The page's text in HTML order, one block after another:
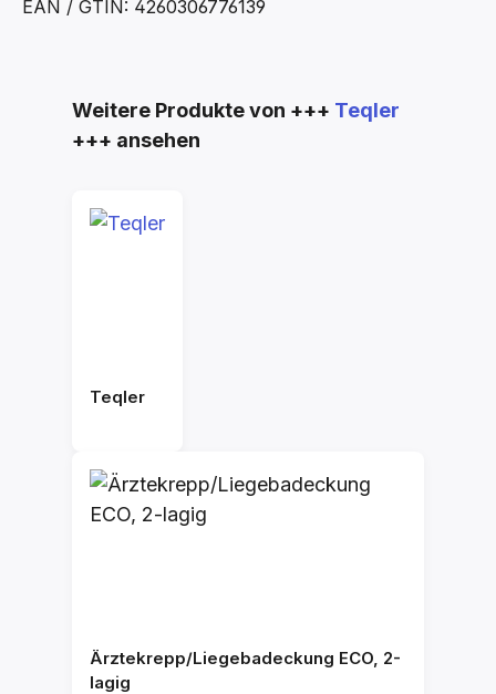
EAN / GTIN: 4260306776139
Produktgalerie überspringen
Weitere Produkte von +++ Teqler
+++ ansehen
Teqler
Ärztekrepp/Liegebadeckung ECO, 2-
lagig